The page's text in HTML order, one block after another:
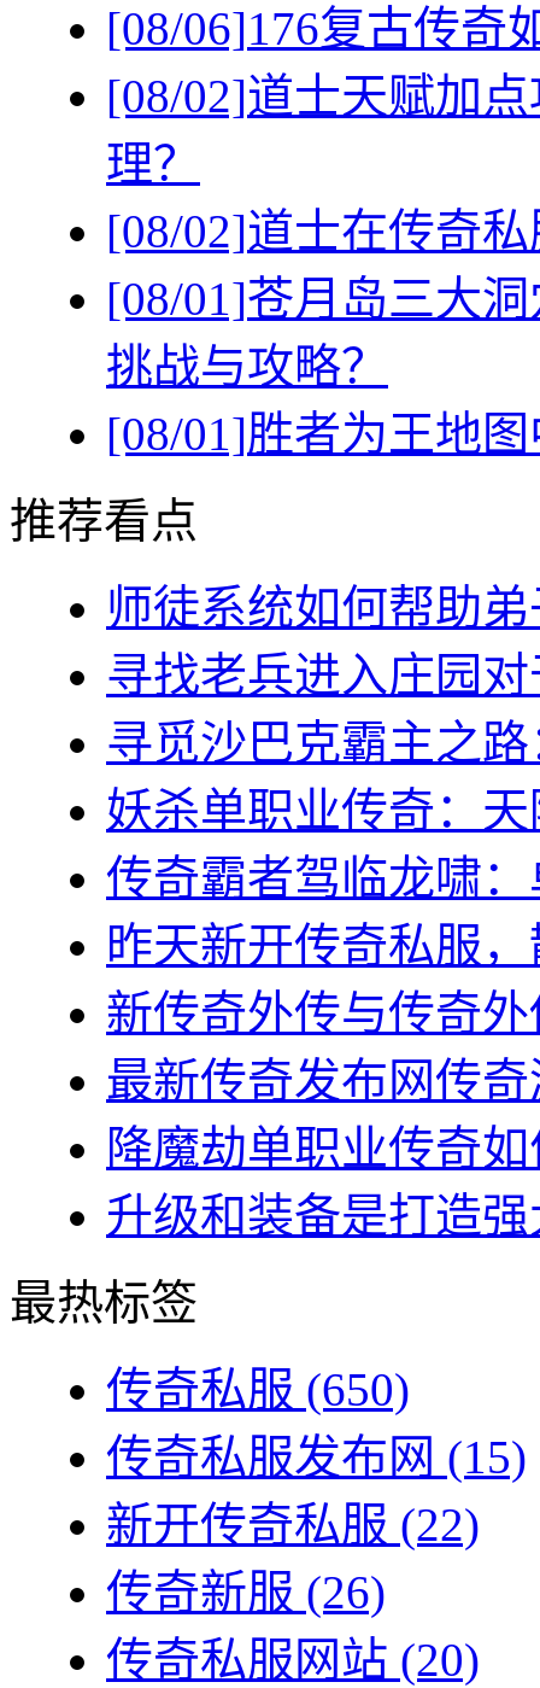
[08/06]176复古传奇
[08/02]道士天赋加
理？
[08/02]道士在传奇
[08/01]苍月岛三大
挑战与攻略？
[08/01]胜者为王地
推荐看点
师徒系统如何帮助弟
寻找老兵进入庄园
寻觅沙巴克霸主之
妖杀单职业传奇：
传奇霸者驾临龙啸
昨天新开传奇私服
新传奇外传与传奇
最新传奇发布网传
降魔劫单职业传奇
升级和装备是打造
最热标签
传奇私服 (650)
传奇私服发布网 (15)
新开传奇私服 (22)
传奇新服 (26)
传奇私服网站 (20)